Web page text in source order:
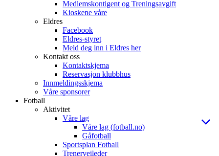
Medlemskontigent og Treningsavgift
Kioskene våre
Eldres
Facebook
Eldres-styret
Meld deg inn i Eldres her
Kontakt oss
Kontaktskjema
Reservasjon klubbhus
Innmeldingsskjema
Våre sponsorer
Fotball
Aktivitet
Våre lag
Våre lag (fotball.no)
Gåfotball
Sportsplan Fotball
Trenerveileder